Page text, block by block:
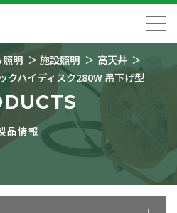
照明 施設照明
高天井
クハイディスク280W 吊下げ型
品情報